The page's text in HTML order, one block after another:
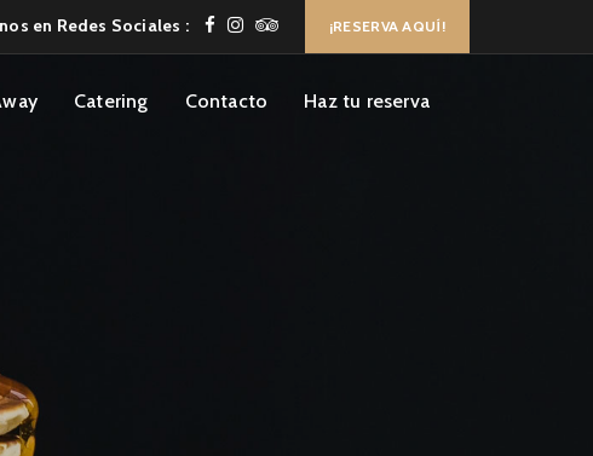
en Redes Sociales : ¡RESERVA AQUÍ!
Catering Contacto Haz tu reserva